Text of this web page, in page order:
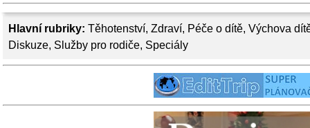
Hlavní rubriky: Těhotenství, Zdraví, Péče o dítě, Výchova
Diskuze, Služby pro rodiče, Speciály